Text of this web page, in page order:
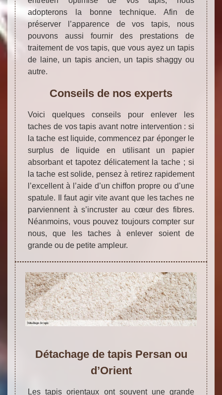
adopterons la bonne technique. Afin de
préserver l’apparence de vos tapis, nous
pouvons aussi fournir des prestations de
traitement de vos tapis, que vous ayez un tapis
de laine, un tapis ancien, un tapis shaggy ou
autre.
Conseils de nos experts
Voici quelques conseils pour enlever les
taches de vos tapis avant notre intervention : si
la tache est liquide, commencez par éponger le
surplus de liquide en utilisant un papier
absorbant et tapotez délicatement la tache ; si
la tache est solide, pensez à retirez rapidement
l’excellent à l’aide d’un chiffon propre ou d’une
spatule. Il faut agir vite avant que les taches ne
parviennent à s’incruster au cœur des fibres.
Néanmoins, vous pouvez toujours compter sur
nous, que les taches à enlever soient de
grande ou de petite ampleur.
Détachage de tapis Persan ou
d’Orient
Les tapis orientaux ont souvent une grande